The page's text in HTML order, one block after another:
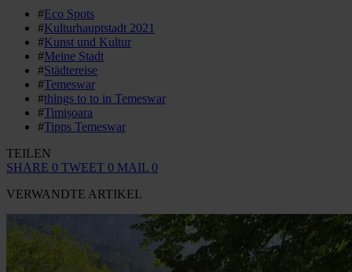
#Eco Spots
#Kulturhauptstadt 2021
#Kunst und Kultur
#Meine Stadt
#Städtereise
#Temeswar
#things to to in Temeswar
#Timișoara
#Tipps Temeswar
TEILEN
SHARE 0 TWEET 0 MAIL 0
VERWANDTE ARTIKEL